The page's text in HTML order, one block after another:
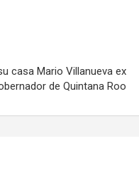
casa Mario Villanueva ex
de Quintana Roo